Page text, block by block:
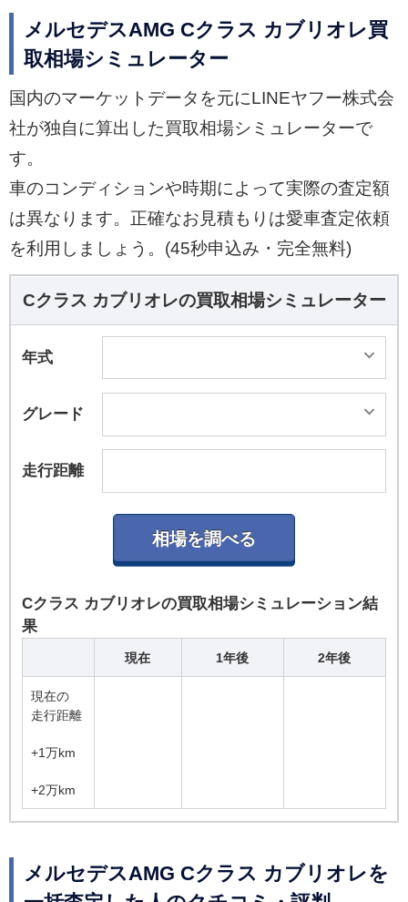
メルセデスAMG Cクラス カブリオレ買
取相場シミュレーター
国内のマーケットデータを元にLINEヤフー株式会
社が独自に算出した買取相場シミュレーターで
す。
車のコンディションや時期によって実際の査定額
は異なります。正確なお見積もりは愛車査定依頼
を利用しましょう。(45秒申込み・完全無料)
Cクラス カブリオレの買取相場シミュレーター
年式
グレード
走行距離
Cクラス カブリオレの買取相場シミュレーション結
果
現在 1年後 2年後
現在の
走行距離
+1万km
+2万km
メルセデスAMG Cクラス カブリオレを